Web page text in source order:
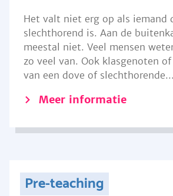
Het valt niet erg op als iemand
slechthorend is. Aan de
meestal niet. Veel mensen
zo veel van. Ook klasgenoten
van een dove of slechthorende...
Meer informatie
Pre-teaching